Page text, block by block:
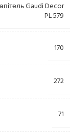
Gaudi Decor
PL 579
170
272
71